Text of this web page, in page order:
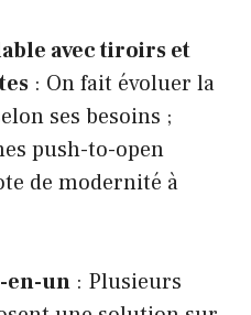
avec tiroirs et
: On fait évoluer la
ses besoins ;
push-to-open
de modernité à
en-un : Plusieurs